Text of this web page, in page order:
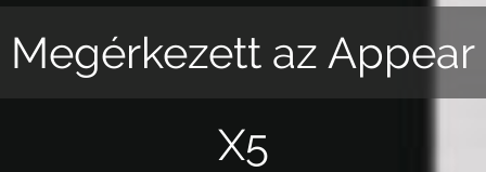
Megérkezett az Appear
X5